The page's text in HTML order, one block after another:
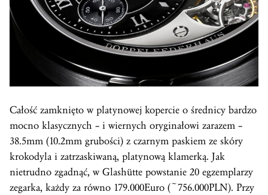
Całość zamknięto w platynowej kopercie o średnicy bardzo
mocno klasycznych – i wiernych oryginałowi zarazem –
38.5mm (10.2mm grubości) z czarnym paskiem ze skóry
krokodyla i zatrzaskiwaną, platynową klamerką. Jak
nietrudno zgadnąć, w Glashütte powstanie 20 egzemplarzy
zegarka, każdy za równo 179.000Euro (~756.000PLN). Przy